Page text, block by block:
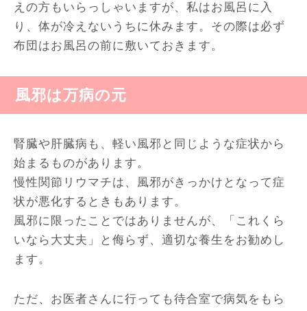
えの方もいらっしゃいますが、私はお風呂に入
り、体が冷えないうちに休みます。その際は必ず
布団はお風呂の前に敷いておきます。
風邪は万病の元
腎臓や肝臓病も、軽い風邪と同じような症状から
始まるものがあります。
慢性関節リウマチは、風邪がきっかけとなって症
状が悪化するときもあります。
風邪に限ったことではありませんが、「これくら
いなら大丈夫」と侮らず、適切な養生をお勧めし
ます。
ただ、お医者さんに行っても待合室で病気をもら